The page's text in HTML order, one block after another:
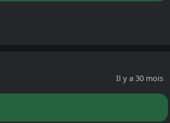
Il y a 30 mois